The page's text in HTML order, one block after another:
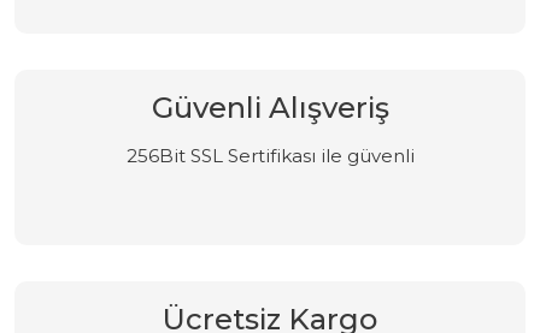
Güvenli Alışveriş
256Bit SSL Sertifikası ile güvenli
Ücretsiz Kargo